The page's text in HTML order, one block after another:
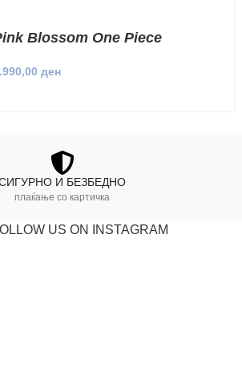
Blossom One Piece
ден
И БЕЗБЕДНО
плаќање со картичка
US ON INSTAGRAM